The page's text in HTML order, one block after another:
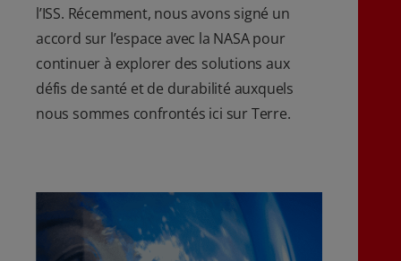
l’ISS. Récemment, nous avons signé un
accord sur l’espace avec la NASA pour
continuer à explorer des solutions aux
défis de santé et de durabilité auxquels
nous sommes confrontés ici sur Terre.